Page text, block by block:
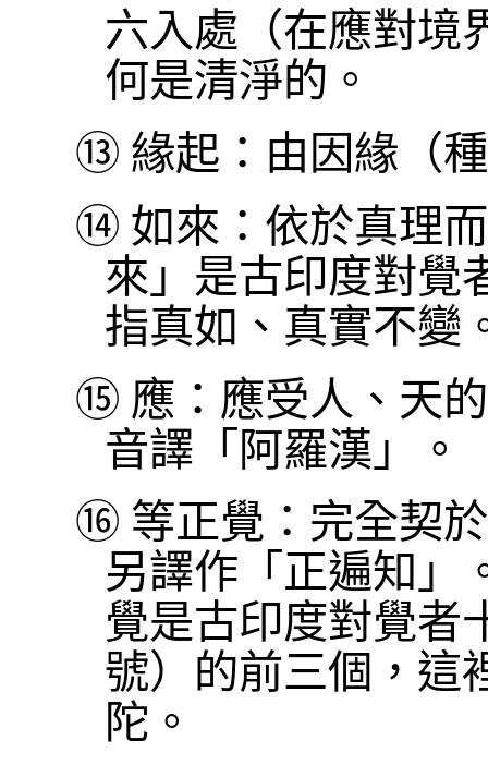
六入處（在應對境
何是清淨的。
⑬ 緣起：由因緣（
⑭ 如來：依於真理
來」是古印度對覺
指真如、真實不變
⑮ 應：應受人、天
音譯「阿羅漢」。
⑯ 等正覺：完全契
另譯作「正遍知」
覺是古印度對覺者
號）的前三個，這
陀。